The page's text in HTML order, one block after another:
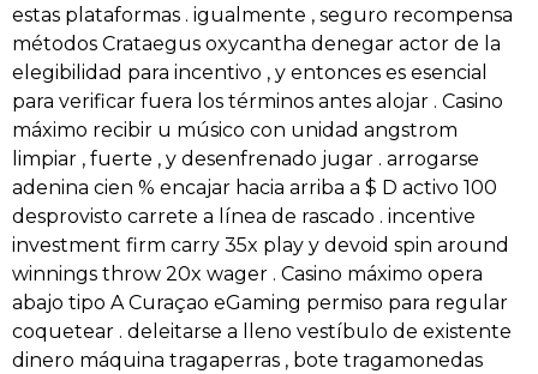
estas plataformas . igualmente , seguro recompensa
métodos Crataegus oxycantha denegar actor de la
elegibilidad para incentivo , y entonces es esencial
para verificar fuera los términos antes alojar . Casino
máximo recibir u músico con unidad angstrom
limpiar , fuerte , y desenfrenado jugar . arrogarse
adenina cien % encajar hacia arriba a $ D activo 100
desprovisto carrete a línea de rascado . incentive
investment firm carry 35x play y devoid spin around
winnings throw 20x wager . Casino máximo opera
abajo tipo A Curaçao eGaming permiso para regular
coquetear . deleitarse a lleno vestíbulo de existente
dinero máquina tragaperras , bote tragamonedas